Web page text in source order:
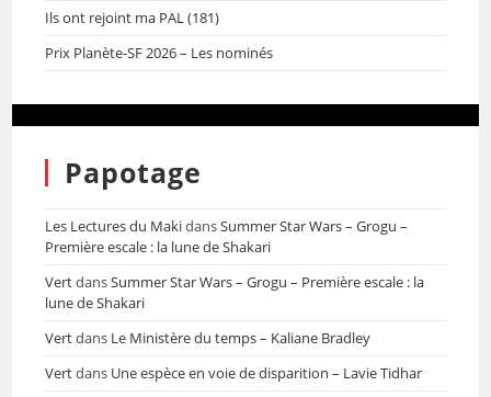
Ils ont rejoint ma PAL (181)
Prix Planète-SF 2026 – Les nominés
Papotage
Les Lectures du MakidansSummer Star Wars – Grogu –
Première escale : la lune de Shakari
VertdansSummer Star Wars – Grogu – Première escale : la
lune de Shakari
Vertdans Le Ministère du temps – Kaliane Bradley
Vertdans Une espèce en voie de disparition – Lavie Tidhar